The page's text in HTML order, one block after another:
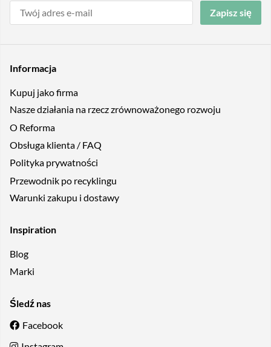
Zapisz się
Informacja
Kupuj jako firma
Nasze działania na rzecz zrównoważonego rozwoju
O Reforma
Obsługa klienta / FAQ
Polityka prywatności
Przewodnik po recyklingu
Warunki zakupu i dostawy
Inspiration
Blog
Marki
Śledź nas
Facebook